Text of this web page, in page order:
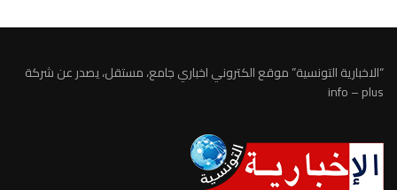
“الاخبارية التونسية” موقع الكتروني اخباري جامع، مستقل، يصدر عن شركة
info – plus